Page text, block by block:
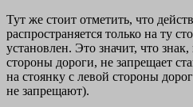
Тут же стоит отметить, что
распространяется только на ту
установлен. Это значит, что
стороны дороги, не запрещает
на стоянку с левой стороны
не запрещают).